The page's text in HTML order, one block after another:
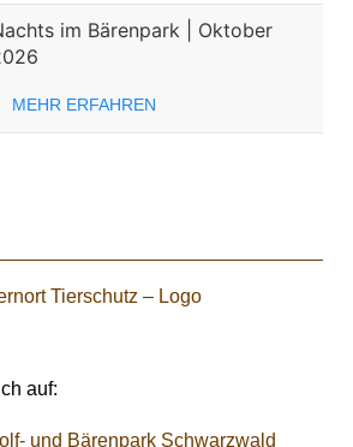
im Bärenpark | Oktober
MEHR ERFAHREN
auf: